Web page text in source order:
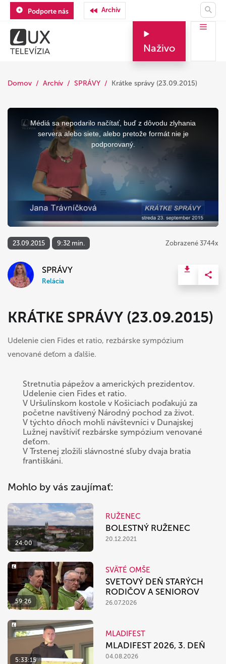
Podporte nás Archív
Naživo
Domov Archív SPRÁVY Krátke správy (23.09.2015)
This
window.
Médiá sa nepodarilo načítať, buď z dôvodu zlyhania
servera alebo siete, alebo pretože formát nie je
podporovaný.
23.09.2015 9:32 min. Zobrazené 3744x
SPRÁVY
Relácia
KRÁTKE SPRÁVY (23.09.2015)
Udelenie cien Fides et ratio, rezbárske sympózium
venované deťom a ďalšie.
Stretnutia pápežov a amerických prezidentov.
Udelenie cien Fides et ratio.
V Uršulínskom kostole v Košiciach poďakujú za
početne navštívený Národný pochod za život.
V týchto dňoch mohli návštevníci v Dunajskej
Lužnej navštíviť rezbárske sympózium venované
deťom.
V Trstenej zložili slávnostné sľuby dvaja bratia
františkáni.
Mohlo by vás zaujímať:
24:00
RUŽENEC
BOLESTNÝ RUŽENEC
20.12.2021
59:26
SVÄTÉ OMŠE
SVETOVÝ DEŇ STARÝCH
RODIČOV A SENIOROV
26.07.2026
5:33:15
MLADIFEST
MLADIFEST 2026, 3. DEŇ
04.08.2026